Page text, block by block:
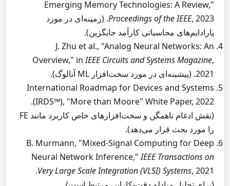
Emerging Memory Technologies: A Review,"
Proceedings of the IEEE, 2023. (زمینه‌ای در مورد
پارادایم‌های محاسباتی کارآمد جایگزین).
J. Zhu et al., "Analog Neural Networks: An
Overview," inIEEE Circuits and Systems Magazine,
2021. (پیشینه‌ای در مورد سخت‌افزار ML آنالوگ).
International Roadmap for Devices and Systems
(IRDS™), "More than Moore" White Paper, 2022.
(نقش ادغام ناهمگن و سخت‌افزارهای خاص کاربرد مانند FE
را مورد بحث قرار می‌دهد).
B. Murmann, "Mixed-Signal Computing for Deep
Neural Network Inference,"IEEE Transactions on
Very Large Scale Integration (VLSI) Systems
, 2021.